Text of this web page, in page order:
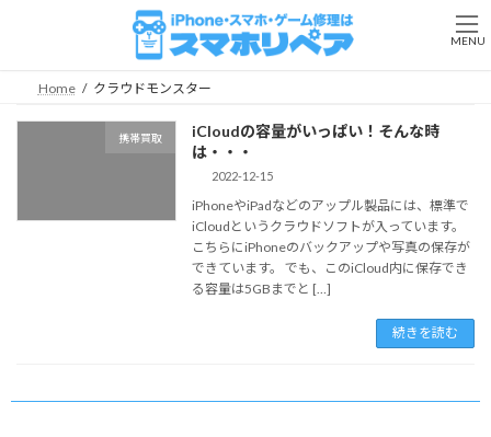
Home クラウドモンスター
携帯買取
iCloudの容量がいっぱい！そんな時
は・・・
2022-12-15
iPhoneやiPadなどのアップル製品には、標準で
iCloudというクラウドソフトが入っています。
こちらにiPhoneのバックアップや写真の保存が
できています。 でも、このiCloud内に保存でき
る容量は5GBまでと […]
続きを読む
MENU